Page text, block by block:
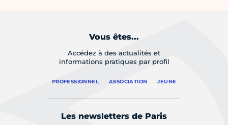
Vous êtes...
Accédez à des actualités et
informations pratiques par profil
PROFESSIONNEL ASSOCIATION JEUNE
Les newsletters de Paris